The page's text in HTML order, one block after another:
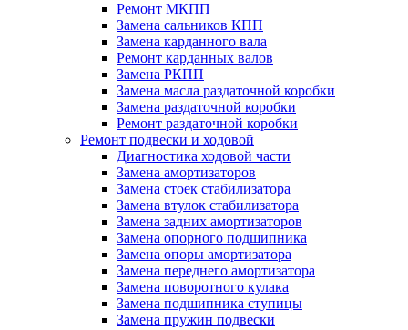
Ремонт МКПП
Замена сальников КПП
Замена карданного вала
Ремонт карданных валов
Замена РКПП
Замена масла раздаточной коробки
Замена раздаточной коробки
Ремонт раздаточной коробки
Ремонт подвески и ходовой
Диагностика ходовой части
Замена амортизаторов
Замена стоек стабилизатора
Замена втулок стабилизатора
Замена задних амортизаторов
Замена опорного подшипника
Замена опоры амортизатора
Замена переднего амортизатора
Замена поворотного кулака
Замена подшипника ступицы
Замена пружин подвески